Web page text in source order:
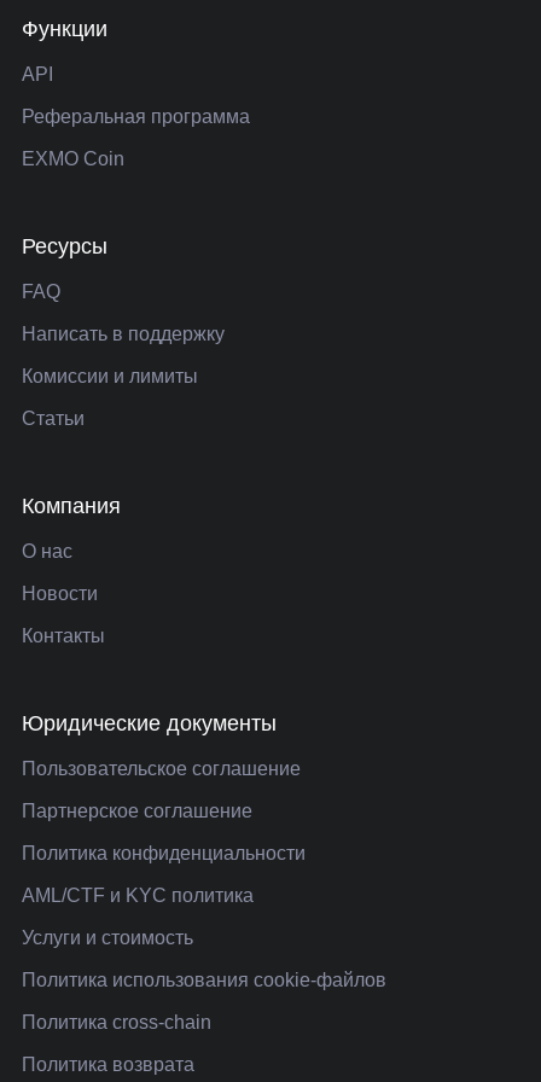
Функции
API
Реферальная программа
EXMO Coin
Ресурсы
FAQ
Написать в поддержку
Комиссии и лимиты
Статьи
Компания
О нас
Новости
Контакты
Юридические документы
Пользовательское соглашение
Партнерское соглашение
Политика конфиденциальности
AML/CTF и KYC политика
Услуги и стоимость
Политика использования cookie-файлов
Политика cross-chain
Политика возврата